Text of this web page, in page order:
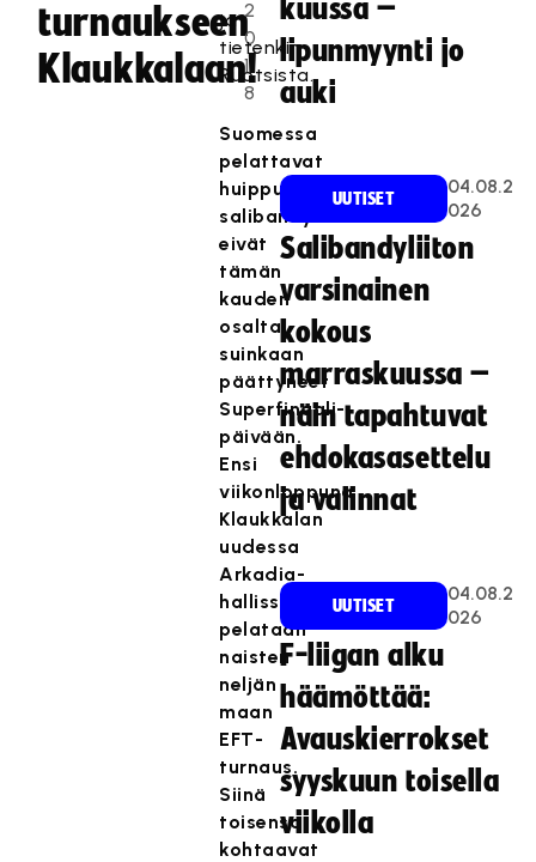
turnaukseen
Klaukkalaan!
2
0
1
8
ja
tietenkin
Ruotsista.
Suomessa
pelattavat
huippuluokan
salibandyottelut
eivät
tämän
kauden
osalta
suinkaan
päättyneet
Superfinaali-
päivään.
Ensi
viikonloppuna
Klaukkalan
uudessa
Arkadia-
hallissa
pelataan
naisten
neljän
maan
EFT-
turnaus.
Siinä
toisensa
kohtaavat
kuussa –
lipunmyynti jo
auki
UUTISET
04.08.2
026
Salibandyliiton
varsinainen
kokous
marraskuussa –
näin tapahtuvat
ehdokasasettelu
ja valinnat
UUTISET
04.08.2
026
F-liigan alku
häämöttää:
Avauskierrokset
syyskuun toisella
viikolla